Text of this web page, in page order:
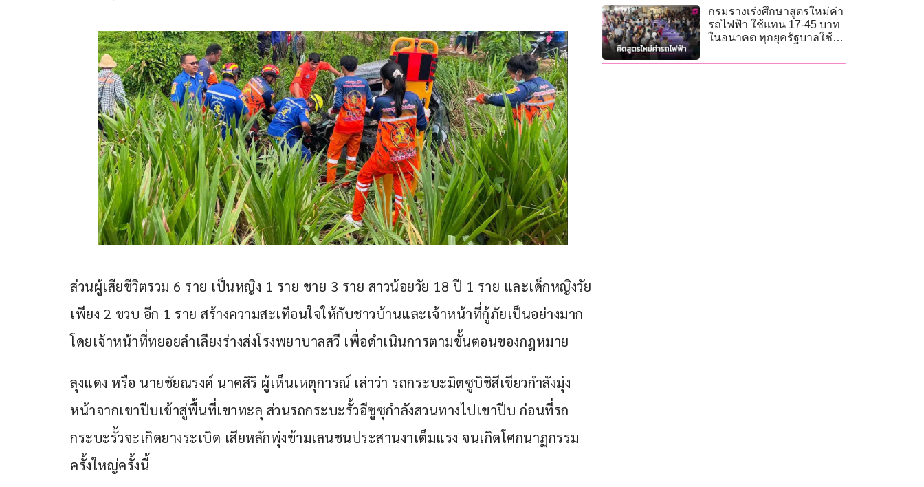
ส่วนผู้เสียชีวิตรวม 6 ราย เป็นหญิง 1 ราย ชาย 3 ราย สาวน้อยวัย 18 ปี 1 ราย และเด็กหญิงวัย
เพียง 2 ขวบ อีก 1 ราย สร้างความสะเทือนใจให้กับชาวบ้านและเจ้าหน้าที่กู้ภัยเป็นอย่างมาก
โดยเจ้าหน้าที่ทยอยลำเลียงร่างส่งโรงพยาบาลสวี เพื่อดำเนินการตามขั้นตอนของกฎหมาย
ลุงแดง หรือ นายชัยณรงค์ นาคสิริ ผู้เห็นเหตุการณ์ เล่าว่า รถกระบะมิตซูบิชิสีเขียวกำลังมุ่ง
หน้าจากเขาปีบเข้าสู่พื้นที่เขาทะลุ ส่วนรถกระบะรั้วอีซูซุกำลังสวนทางไปเขาปีบ ก่อนที่รถ
กระบะรั้วจะเกิดยางระเบิด เสียหลักพุ่งข้ามเลนชนประสานงาเต็มแรง จนเกิดโศกนาฏกรรม
ครั้งใหญ่ครั้งนี้
กรมรางเร่งศึกษาสูตรใหม่ค่า
รถไฟฟ้า ใช้แทน 17-45 บาท
ในอนาคต ทุกยุครัฐบาลใช้ได้